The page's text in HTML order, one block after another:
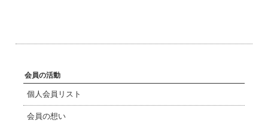
会員の活動
個人会員リスト
会員の想い